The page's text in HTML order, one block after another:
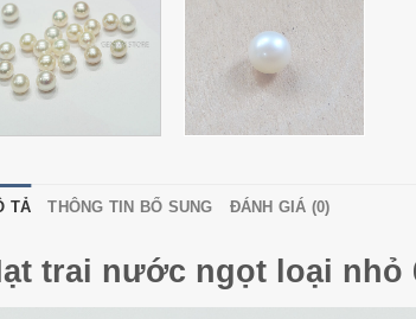
TẢ THÔNG TIN BỔ SUNG ĐÁNH GIÁ (0)
trai nước ngọt loại nhỏ